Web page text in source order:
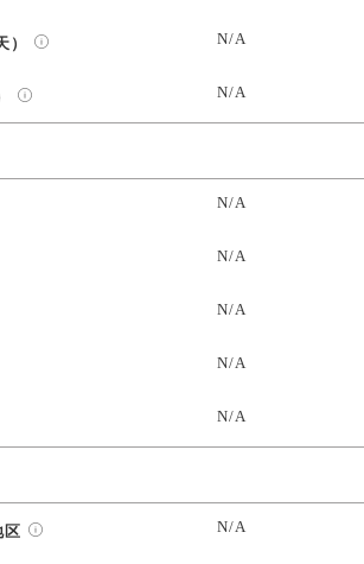
） N/A
N/A
N/A
N/A
N/A
N/A
N/A
区 N/A